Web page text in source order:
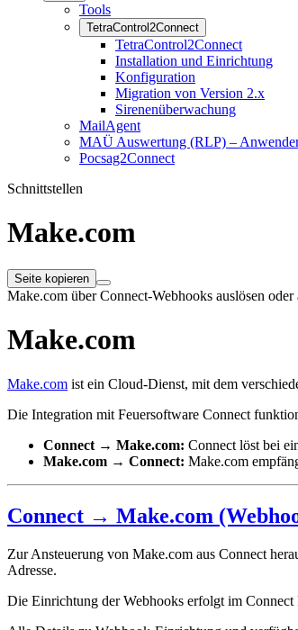
Tools
TetraControl2Connect
TetraControl2Connect
Installation und Einrichtung
Konfiguration
Migration von Version 2.x
Sirenenüberwachung
MailAgent
MAÜ Auswertung (RLP) –
Pocsag2Connect
Schnittstellen
Make.com
Seite kopieren
Make.com über Connect-Webhooks auslösen
Make.com
Make.com ist ein Cloud-Dienst, mit dem
Die Integration mit Feuersoftware Connect
Connect → Make.com: Connect löst bei
Make.com → Connect: Make.com
Connect → Make.com
Zur Ansteuerung von Make.com aus Connect
Adresse.
Die Einrichtung der Webhooks erfolgt im Connect